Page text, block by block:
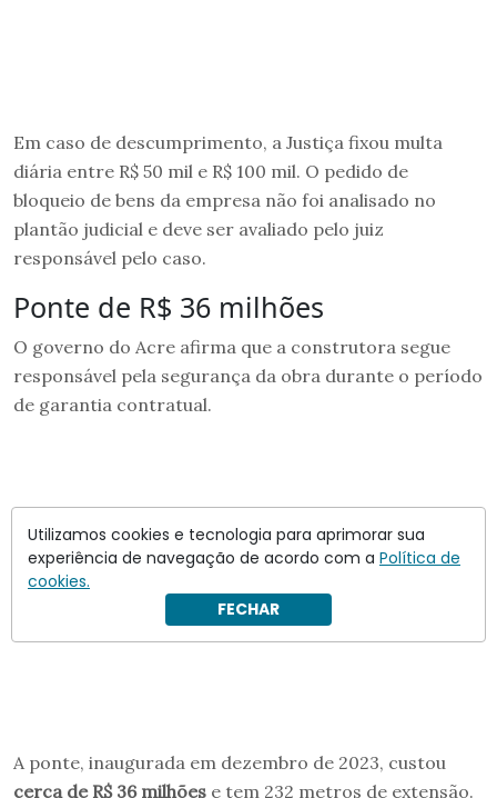
Em caso de descumprimento, a Justiça fixou multa
diária entre R$ 50 mil e R$ 100 mil. O pedido de
bloqueio de bens da empresa não foi analisado no
plantão judicial e deve ser avaliado pelo juiz
responsável pelo caso.
Ponte de R$ 36 milhões
O governo do Acre afirma que a construtora segue
responsável pela segurança da obra durante o período
de garantia contratual.
A ponte, inaugurada em dezembro de 2023, custou
cerca de R$ 36 milhões e tem 232 metros de extensão.
Utilizamos cookies e tecnologia para aprimorar sua
experiência de navegação de acordo com a Política de
cookies.
FECHAR